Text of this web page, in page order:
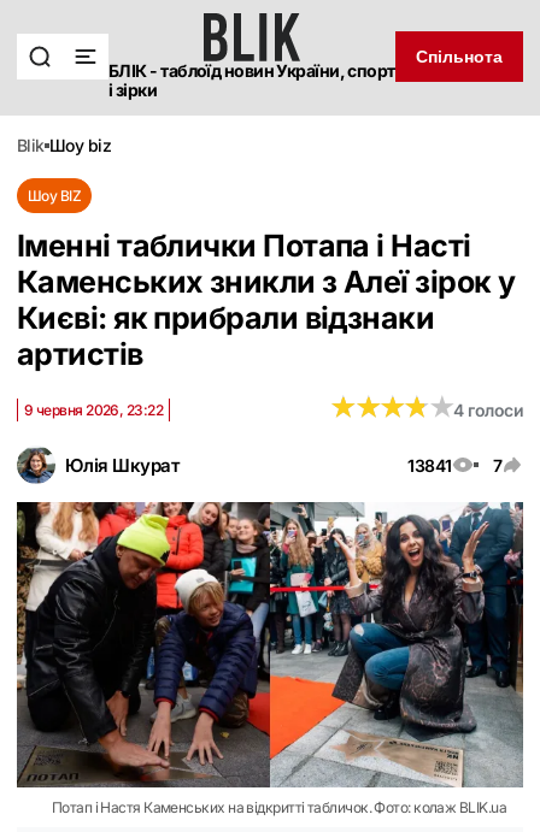
БЛІК - таблоїд новин України, спорт
і зірки
Спільнота
blik шоу biz
Шоу BIZ
Іменні таблички Потапа і Насті
Каменських зникли з Алеї зірок у
Києві: як прибрали відзнаки
артистів
Юлія Шкурат 13841 7
9 червня 2026, 23:22 ★★★★★
★★★★★4 голоси
Потап і Настя Каменських на відкритті табличок. Фото: колаж BLIK.ua